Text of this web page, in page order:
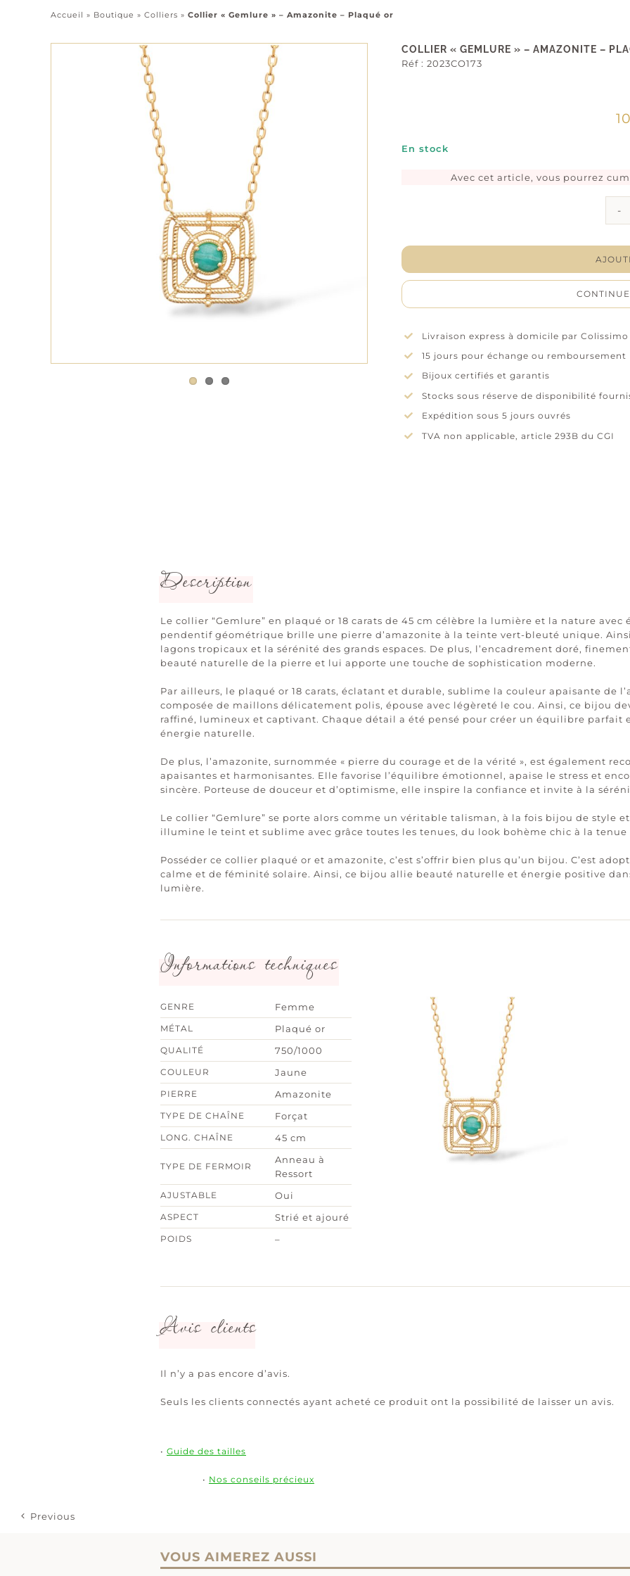
Tous les bijoux
Accueil » Boutique » Colliers » Collier « Gemlure » – Amazonite – Plaqué or
COLLIER « GEMLURE » – AMAZONITE –
Réf :2023CO173
En stock
Avec cet article, vous pourrez
Livraison express à domicile par Colissimo
15 jours pour échange ou remboursement
Bijoux certifiés et garantis
Stocks sous réserve de disponibilité
Expédition sous 5 jours ouvrés
TVA non applicable, article 293B du CGI
Description
Le collier “Gemlure” en plaqué or 18 carats de 45 cm célèbre la lumière et la nature avec
pendentif géométrique brille une pierre d’amazonite à la teinte vert-bleuté unique.
lagons tropicaux et la sérénité des grands espaces. De plus, l’encadrement doré,
beauté naturelle de la pierre et lui apporte une touche de sophistication moderne.
Par ailleurs, le plaqué or 18 carats, éclatant et durable, sublime la couleur apaisante de
composée de maillons délicatement polis, épouse avec légèreté le cou. Ainsi, ce bijou
raffiné, lumineux et captivant. Chaque détail a été pensé pour créer un équilibre parfait
énergie naturelle.
De plus, l’amazonite, surnommée « pierre du courage et de la vérité », est également
apaisantes et harmonisantes. Elle favorise l’équilibre émotionnel, apaise le stress et
sincère. Porteuse de douceur et d’optimisme, elle inspire la confiance et invite à la
Le collier “Gemlure” se porte alors comme un véritable talisman, à la fois bijou de style
illumine le teint et sublime avec grâce toutes les tenues, du look bohème chic à la
Posséder ce collier plaqué or et amazonite, c’est s’offrir bien plus qu’un bijou. C’est
calme et de féminité solaire. Ainsi, ce bijou allie beauté naturelle et énergie positive
lumière.
Informations techniques
GENRE Femme
MÉTAL Plaqué or
QUALITÉ 750/1000
COULEUR Jaune
PIERRE Amazonite
TYPE DE CHAÎNE Forçat
LONG. CHAÎNE 45 cm
TYPE DE FERMOIR
Anneau à
Ressort
AJUSTABLE Oui
ASPECT Strié et ajouré
POIDS –
Avis clients
Il n’y a pas encore d’avis.
Seuls les clients connectés ayant acheté ce produit ont la possibilité de laisser un avis.
• Guide des tailles
• Nos conseils précieux
Previous
VOUS AIMEREZ AUSSI